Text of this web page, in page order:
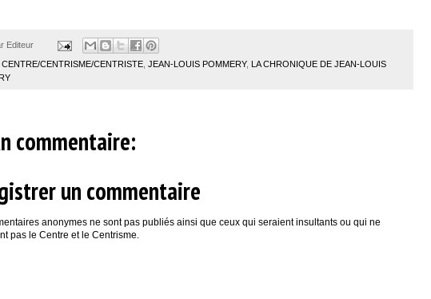
Editeur
CENTRE/CENTRISME/CENTRISTE, JEAN-LOUIS POMMERY, LA CHRONIQUE DE JEAN-LOUIS
commentaire:
un commentaire
anonymes ne sont pas publiés ainsi que ceux qui seraient insultants ou qui ne
pas le Centre et le Centrisme.